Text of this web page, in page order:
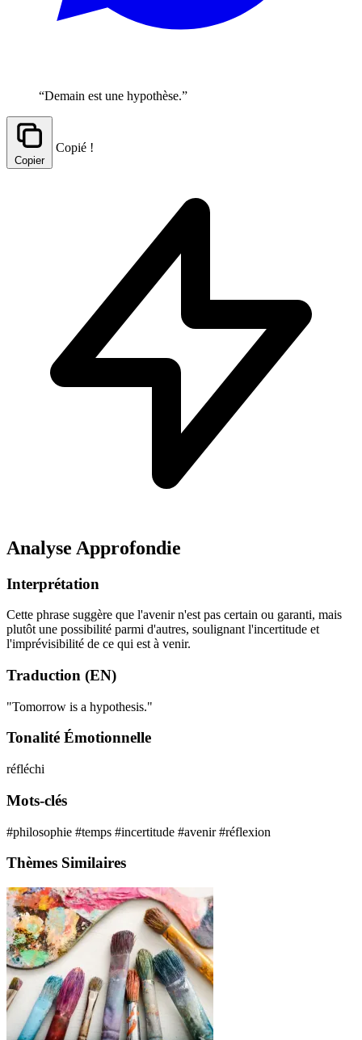
“Demain est une hypothèse.”
Copier
Copié !
Analyse Approfondie
Interprétation
Cette phrase suggère que l'avenir n'est pas certain ou garanti, mais
plutôt une possibilité parmi d'autres, soulignant l'incertitude et
l'imprévisibilité de ce qui est à venir.
Traduction (EN)
"Tomorrow is a hypothesis."
Tonalité Émotionnelle
réfléchi
Mots-clés
#philosophie #temps #incertitude #avenir#réflexion
Thèmes Similaires